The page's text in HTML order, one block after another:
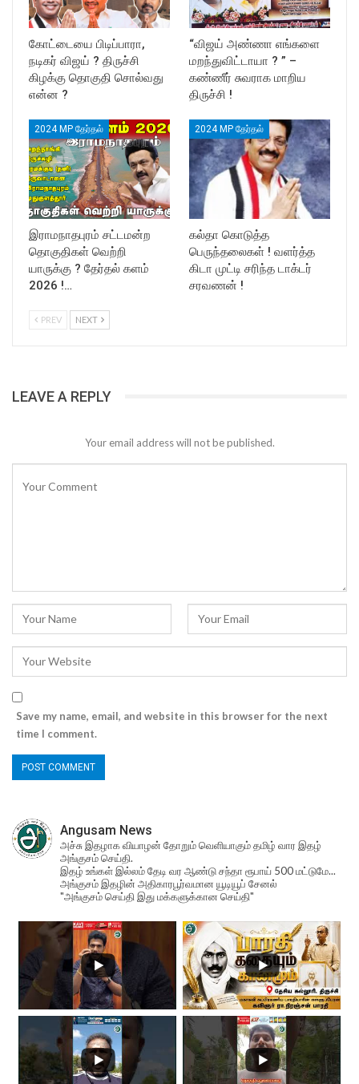
கோட்டையை பிடிப்பாரா,
நடிகர் விஜய் ? திருச்சி
கிழக்கு தொகுதி சொல்வது
என்ன ?
“விஜய் அண்ணா எங்களை
மறந்துவிட்டாயா ? ” –
கண்ணீர் சுவராக மாறிய
திருச்சி !
2024 MP தேர்தல்
இராமநாதபுரம் சட்டமன்ற
தொகுதிகள் வெற்றி
யாருக்கு ? தேர்தல் களம்
2026 !…
2024 MP தேர்தல்
கல்தா கொடுத்த
பெருந்தலைகள் ! வளர்த்த
கிடா முட்டி சரிந்த டாக்டர்
சரவணன் !
PREV NEXT
LEAVE A REPLY
Your email address will not be published.
Save my name, email, and website in this browser for the next
time I comment.
Angusam News
அச்சு இதழாக வியாழன் தோறும் வெளியாகும் தமிழ் வார இதழ்
அங்குசம் செய்தி.
இதழ் உங்கள் இல்லம் தேடி வர ஆண்டு சந்தா ரூபாய் 500 மட்டுமே...
அங்குசம் இதழின் அதிகாரபூர்வமான யூடியூப் சேனல்
"அங்குசம் செய்தி இது மக்களுக்கான செய்தி"